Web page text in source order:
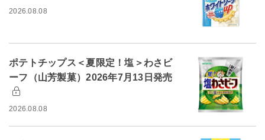
2026.08.08
ポテトチップス＜夏限定！塩＞わさビ
ーフ（山芳製菓）2026年7月13日発売
2026.08.08